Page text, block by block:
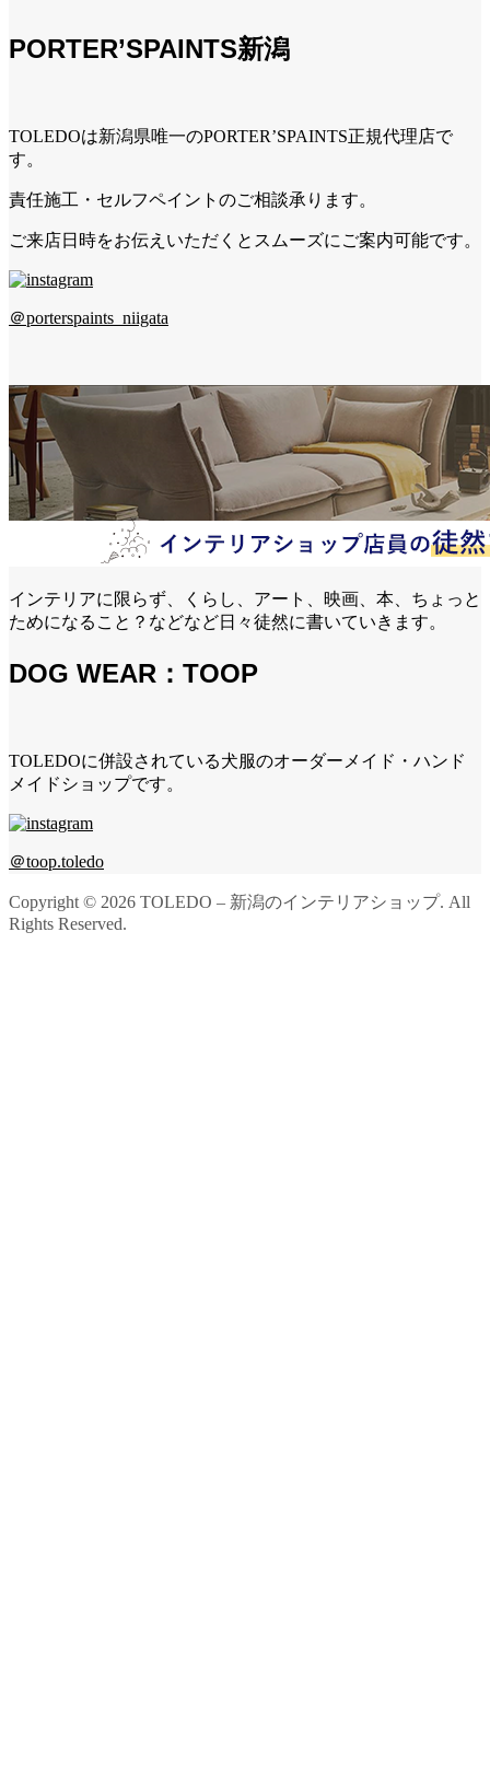
PORTER’SPAINTS新潟
TOLEDOは新潟県唯一のPORTER’SPAINTS正規代理店で
す。
責任施工・セルフペイントのご相談承ります。
ご来店日時をお伝えいただくとスムーズにご案内可能です。
＠porterspaints_niigata
インテリアに限らず、くらし、アート、映画、本、ちょっと
ためになること？などなど日々徒然に書いていきます。
DOG WEAR：TOOP
TOLEDOに併設されている犬服のオーダーメイド・ハンド
メイドショップです。
＠toop.toledo
Copyright © 2026 TOLEDO – 新潟のインテリアショップ. All
Rights Reserved.